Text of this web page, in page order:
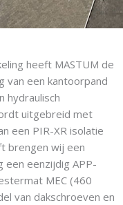
heeft MASTUM de
van een kantoorpand
hydraulisch
uitgebreid met
een PIR-XR isolatie
brengen wij een
een eenzijdig APP-
MEC (460
van dakschroeven en